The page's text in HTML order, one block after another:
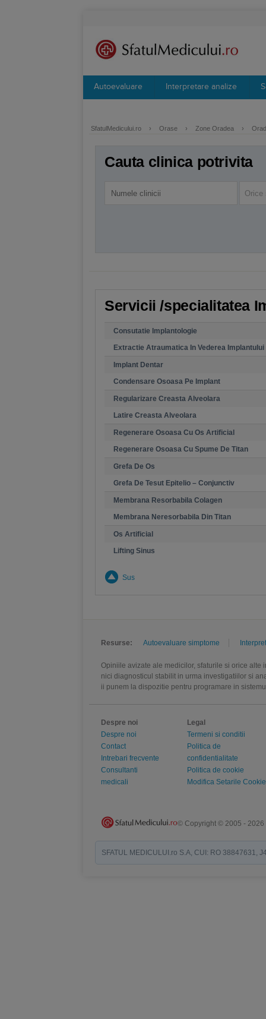
Autoevaluare Interpretare analize
SfatulMedicului.ro › Orase › Zone Oradea ›
Cauta clinica potrivita
Orice
Servicii /specialitatea
Consutatie Implantologie
Extractie Atraumatica In Vederea Implantului
Implant Dentar
Condensare Osoasa Pe Implant
Regularizare Creasta Alveolara
Latire Creasta Alveolara
Regenerare Osoasa Cu Os Artificial
Regenerare Osoasa Cu Spume De Titan
Grefa De Os
Grefa De Tesut Epitelio – Conjunctiv
Membrana Resorbabila Colagen
Membrana Neresorbabila Din Titan
Os Artificial
Lifting Sinus
Sus
Resurse: Autoevaluare simptome
Opiniile avizate ale medicilor, sfaturile si orice
nici diagnosticul stabilit in urma investigatiilor si
ii punem la dispozitie pentru programare in
Despre noi
Despre noi
Contact
Intrebari frecvente
Consultanti
medicali
Legal
Termeni si conditii
Politica de
confidentialitate
Politica de cookie
Modifica Setarile Cookie
© Copyright © 2005 - 2026
SFATUL MEDICULUI.ro S.A, CUI: RO 38847631,